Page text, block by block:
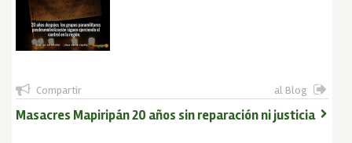
Compartir al Blog
Masacres Mapiripán 20 años sin reparación ni justicia